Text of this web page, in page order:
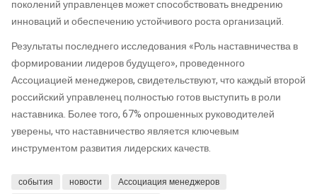
поколений управленцев может способствовать внедрению
инноваций и обеспечению устойчивого роста организаций.
Результаты последнего исследования «Роль наставничества в
формировании лидеров будущего», проведенного
Ассоциацией менеджеров, свидетельствуют, что каждый второй
российский управленец полностью готов выступить в роли
наставника. Более того, 67% опрошенных руководителей
уверены, что наставничество является ключевым
инструментом развития лидерских качеств.
события новости
Ассоциация менеджеров